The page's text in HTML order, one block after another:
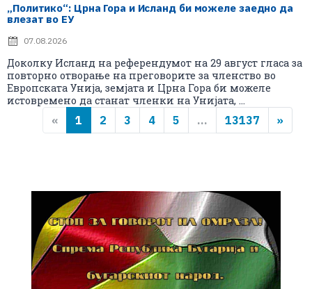
„Политико“: Црна Гора и Исланд би можеле заедно да
влезат во ЕУ
07.08.2026
Доколку Исланд на референдумот на 29 август гласа за
повторно отворање на преговорите за членство во
Европската Унија, земјата и Црна Гора би можеле
истовремено да станат членки на Унијата, ...
« 1 2 3 4 5 ... 13137 »